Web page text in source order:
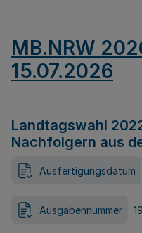
MB.NRW
15.07.2026
Landtagswahl
Nachfolgern aus
Ausfertigungsdatum
Ausgabennummer